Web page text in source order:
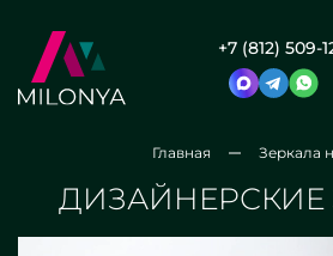
+7 (812) 509-
Главная Зеркала
ДИЗАЙНЕРСКИЕ